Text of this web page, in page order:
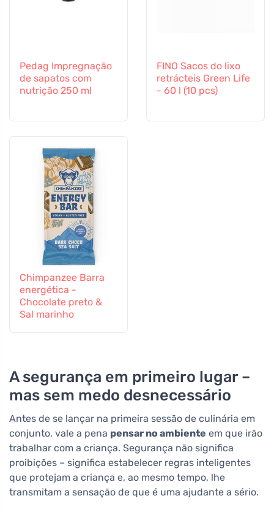
Pedag Impregnação
de sapatos com
nutrição 250 ml
FINO Sacos do lixo
retrácteis Green Life
- 60 l (10 pcs)
Chimpanzee Barra
energética -
Chocolate preto &
Sal marinho
A segurança em primeiro lugar –
mas sem medo desnecessário
Antes de se lançar na primeira sessão de culinária em
conjunto, vale a pena pensar no ambiente em que irão
trabalhar com a criança. Segurança não significa
proibições – significa estabelecer regras inteligentes
que protejam a criança e, ao mesmo tempo, lhe
transmitam a sensação de que é uma ajudante a sério.